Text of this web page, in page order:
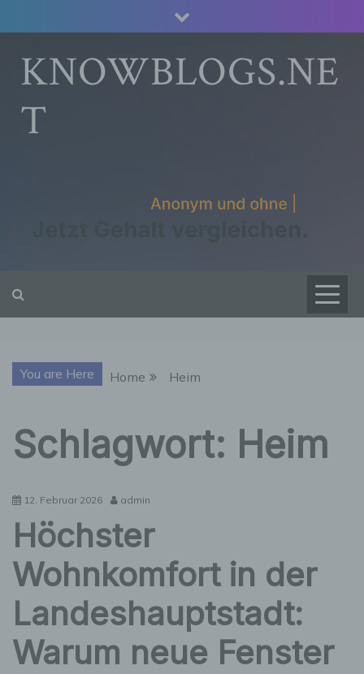
to
contentKNOWBLOGS.NE
T
You are Here Home Heim
Schlagwort: Heim
12. Februar 2026 admin
Höchster
Wohnkomfort in der
Landeshauptstadt:
Warum neue Fenster